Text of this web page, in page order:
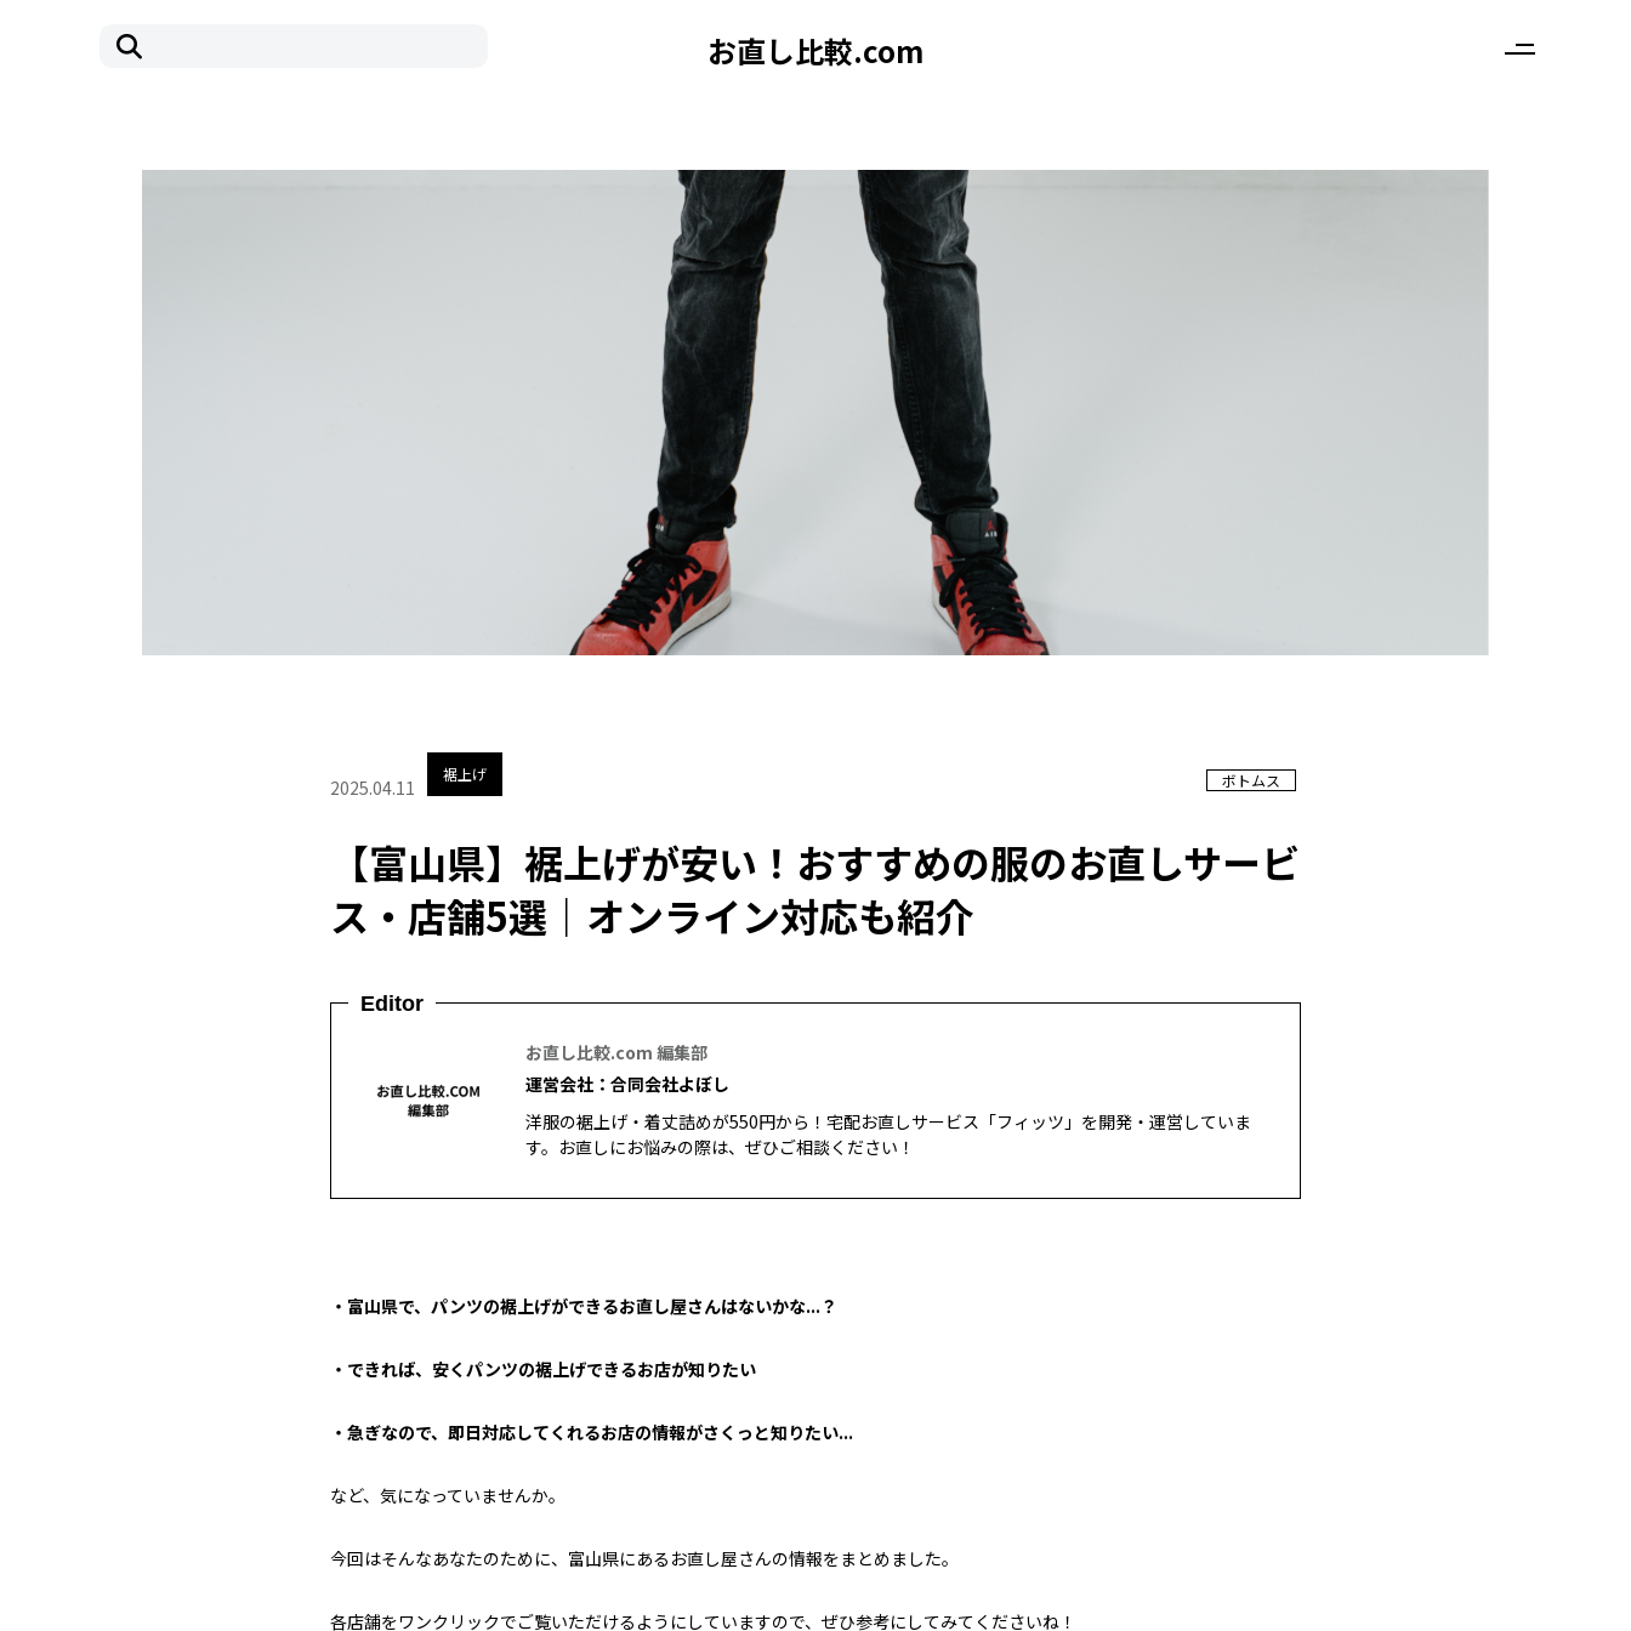
お直し比較.com
2025.04.11
裾上げ ボトムス
【富山県】裾上げが安い！おすすめの服のお直しサービ
ス・店舗5選｜オンライン対応も紹介
Editor
お直し比較.com 編集部
運営会社：合同会社よぼし
洋服の裾上げ・着丈詰めが550円から！宅配お直しサービス「フィッツ」を開発・運営していま
す。お直しにお悩みの際は、ぜひご相談ください！
・富山県で、パンツの裾上げができるお直し屋さんはないかな...？
・できれば、安くパンツの裾上げできるお店が知りたい
・急ぎなので、即日対応してくれるお店の情報がさくっと知りたい...
など、気になっていませんか。
今回はそんなあなたのために、富山県にあるお直し屋さんの情報をまとめました。
各店舗をワンクリックでご覧いただけるようにしていますので、ぜひ参考にしてみてくださいね！